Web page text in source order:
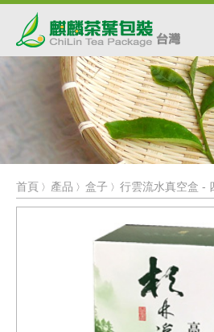
首頁 〉 產品 〉 盒子 〉 行雲流水真空盒 -